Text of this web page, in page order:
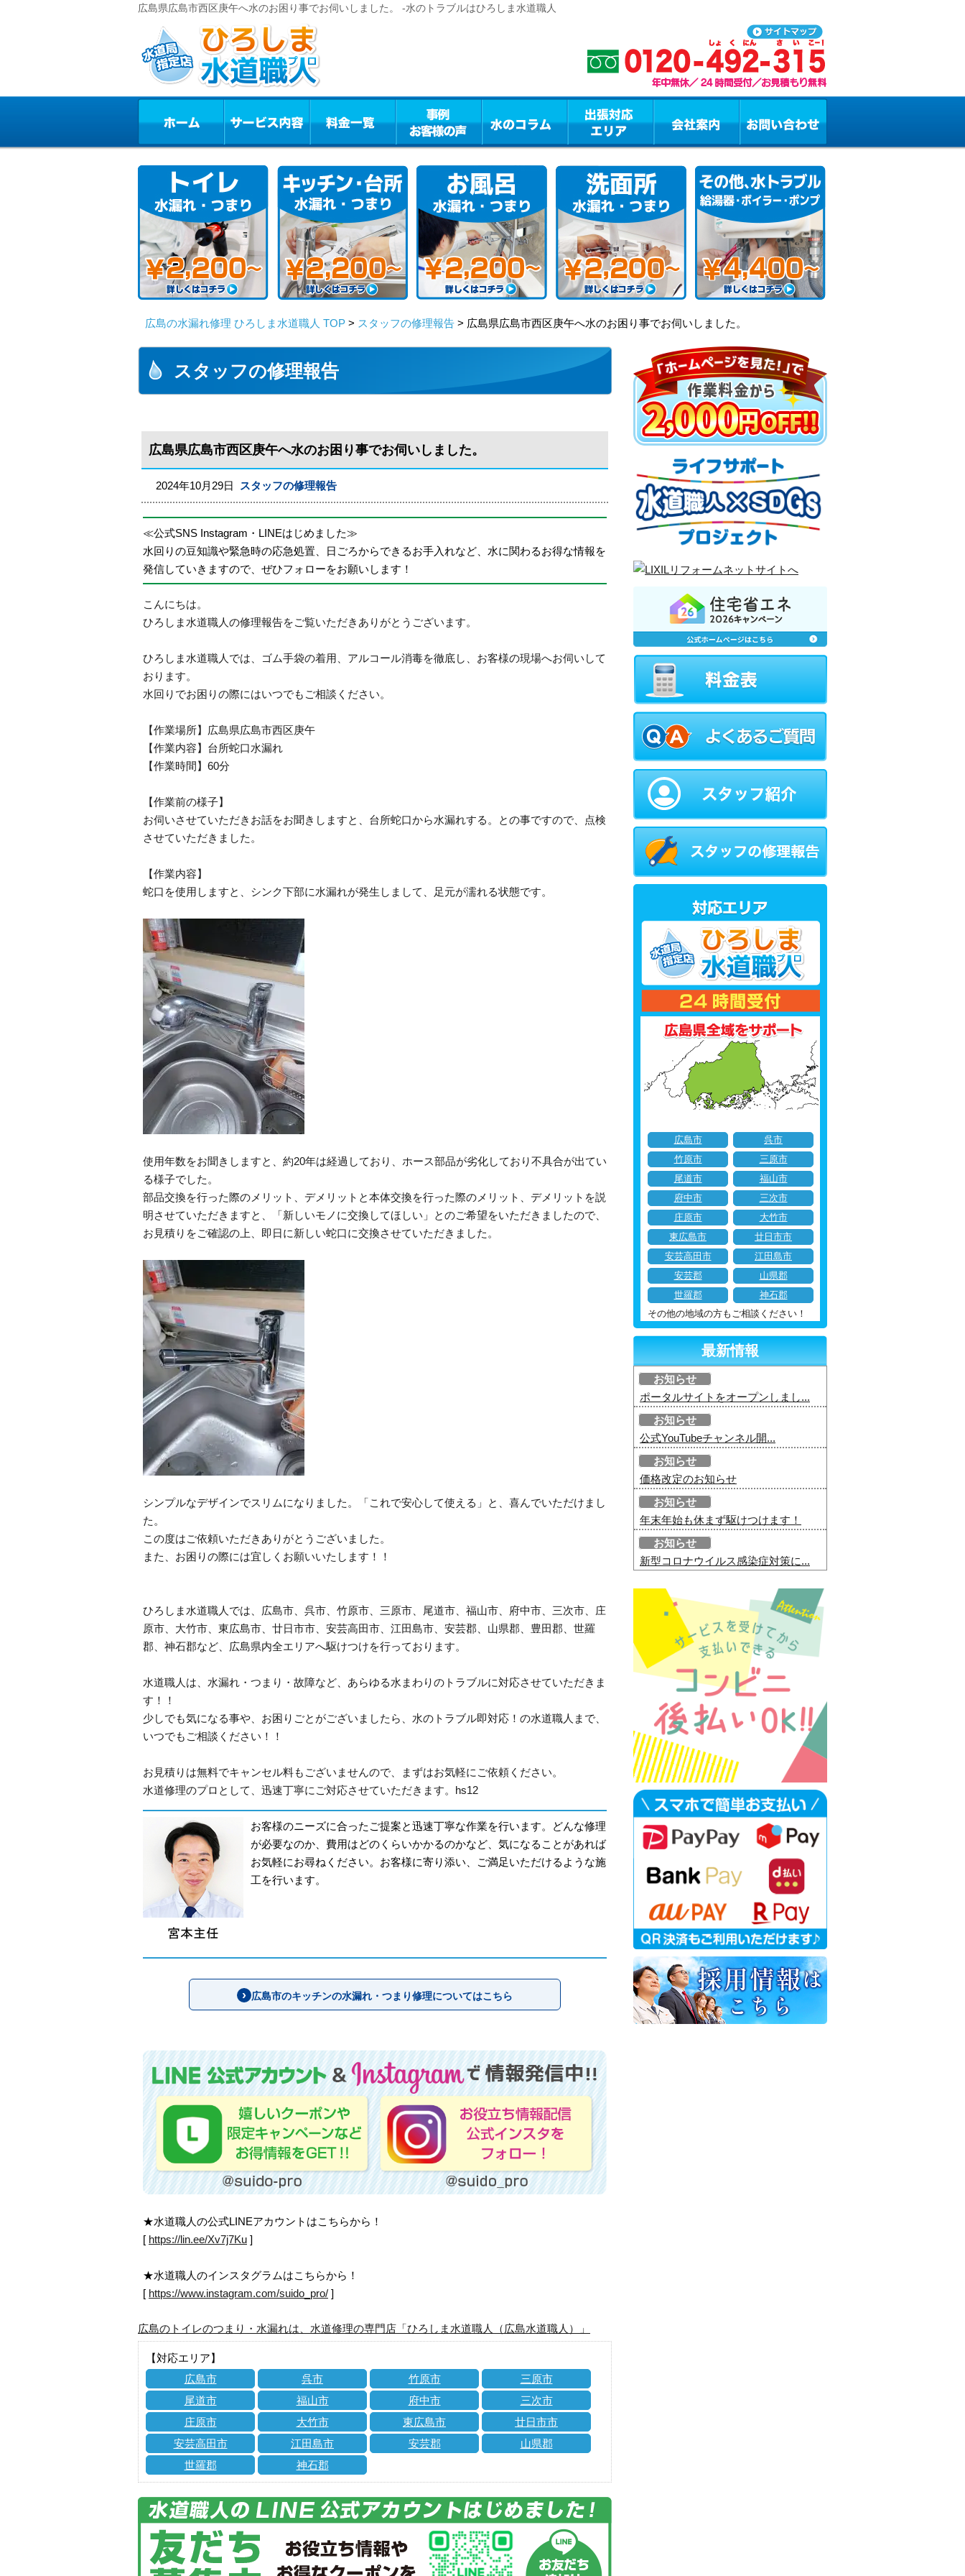
広島県広島市西区庚午へ水のお困り事でお伺いしました。 -水のトラブルはひろしま水道職人
広島の水漏れ修理 ひろしま水道職人 TOP > スタッフの修理報告 > 広島県広島市西区庚午へ水のお困り事でお伺いしました。
スタッフの修理報告
広島県広島市西区庚午へ水のお困り事でお伺いしました。
2024年10月29日 スタッフの修理報告
≪公式SNS Instagram・LINEはじめました≫
水回りの豆知識や緊急時の応急処置、日ごろからできるお手入れなど、水に関わるお得な情報を
発信していきますので、ぜひフォローをお願いします！
こんにちは。
ひろしま水道職人の修理報告をご覧いただきありがとうございます。
ひろしま水道職人では、ゴム手袋の着用、アルコール消毒を徹底し、お客様の現場へお伺いして
おります。
水回りでお困りの際にはいつでもご相談ください。
【作業場所】広島県広島市西区庚午
【作業内容】台所蛇口水漏れ
【作業時間】60分
【作業前の様子】
お伺いさせていただきお話をお聞きしますと、台所蛇口から水漏れする。との事ですので、点検
させていただきました。
【作業内容】
蛇口を使用しますと、シンク下部に水漏れが発生しまして、足元が濡れる状態です。
使用年数をお聞きしますと、約20年は経過しており、ホース部品が劣化しており不具合が出てい
る様子でした。
部品交換を行った際のメリット、デメリットと本体交換を行った際のメリット、デメリットを説
明させていただきますと、「新しいモノに交換してほしい」とのご希望をいただきましたので、
お見積りをご確認の上、即日に新しい蛇口に交換させていただきました。
シンプルなデザインでスリムになりました。「これで安心して使える」と、喜んでいただけまし
た。
この度はご依頼いただきありがとうございました。
また、お困りの際には宜しくお願いいたします！！
ひろしま水道職人では、広島市、呉市、竹原市、三原市、尾道市、福山市、府中市、三次市、庄
原市、大竹市、東広島市、廿日市市、安芸高田市、江田島市、安芸郡、山県郡、豊田郡、世羅
郡、神石郡など、広島県内全エリアへ駆けつけを行っております。
水道職人は、水漏れ・つまり・故障など、あらゆる水まわりのトラブルに対応させていただきま
す！！
少しでも気になる事や、お困りごとがございましたら、水のトラブル即対応！の水道職人まで、
いつでもご相談ください！！
お見積りは無料でキャンセル料もございませんので、まずはお気軽にご依頼ください。
水道修理のプロとして、迅速丁寧にご対応させていただきます。hs12
お客様のニーズに合ったご提案と迅速丁寧な作業を行います。どんな修理
が必要なのか、費用はどのくらいかかるのかなど、気になることがあれば
お気軽にお尋ねください。お客様に寄り添い、ご満足いただけるような施
工を行います。
広島市のキッチンの水漏れ・つまり修理についてはこちら
★水道職人の公式LINEアカウントはこちらから！
[ https://lin.ee/Xv7j7Ku ]
★水道職人のインスタグラムはこちらから！
[ https://www.instagram.com/suido_pro/ ]
広島のトイレのつまり・水漏れは、水道修理の専門店「ひろしま水道職人（広島水道職人）」
【対応エリア】
広島市
呉市 竹原市
三原市
尾道市
福山市 府中市
三次市
庄原市
大竹市 東広島市
廿日市市
安芸高田市
江田島市 安芸郡
山県郡
世羅郡
神石郡
広島市
呉市
竹原市
三原市
尾道市
福山市
府中市
三次市
庄原市
大竹市
東広島市
廿日市市
安芸高田市
江田島市
安芸郡
山県郡
世羅郡
神石郡
その他の地域の方もご相談ください！
最新情報
お知らせ
ポータルサイトをオープンしまし...
お知らせ
公式YouTubeチャンネル開...
お知らせ
価格改定のお知らせ
お知らせ
年末年始も休まず駆けつけます！
お知らせ
新型コロナウイルス感染症対策に...